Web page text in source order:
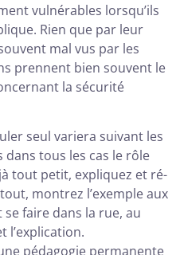
vulnérables lorsqu’ils
Rien que par leur
mal vus par les
prennent bien souvent le
la sécurité
seul variera suivant les
tous les cas le rôle
tout petit, expliquez et ré-
montrez l’exemple aux
se faire dans la rue, au
l’explication.
pédagogie permanente